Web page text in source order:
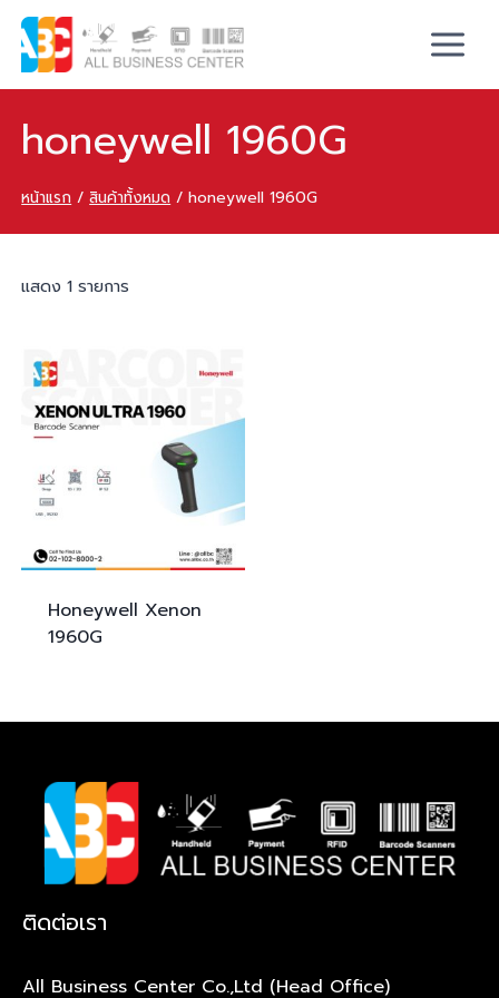
honeywell 1960G
หน้าแรก / สินค้าทั้งหมด / honeywell 1960G
แสดง 1 รายการ
Honeywell Xenon
1960G
ติดต่อเรา
All Business Center Co.,Ltd (Head Office)